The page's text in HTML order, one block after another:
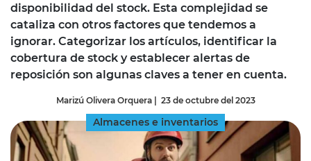
disponibilidad del stock. Esta complejidad se
cataliza con otros factores que tendemos a
ignorar. Categorizar los artículos, identificar la
cobertura de stock y establecer alertas de
reposición son algunas claves a tener en cuenta.
Marizú Olivera Orquera| 23 de octubre del 2023
Almacenes e inventarios